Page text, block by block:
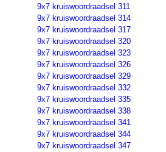
9x7 kruiswoordraadsel 311
9x7 kruiswoordraadsel 314
9x7 kruiswoordraadsel 317
9x7 kruiswoordraadsel 320
9x7 kruiswoordraadsel 323
9x7 kruiswoordraadsel 326
9x7 kruiswoordraadsel 329
9x7 kruiswoordraadsel 332
9x7 kruiswoordraadsel 335
9x7 kruiswoordraadsel 338
9x7 kruiswoordraadsel 341
9x7 kruiswoordraadsel 344
9x7 kruiswoordraadsel 347